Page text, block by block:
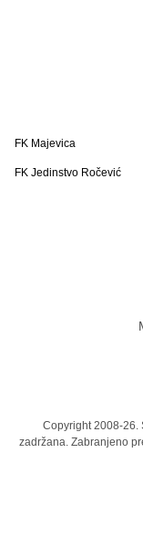
FK Majevica
FK Jedinstvo Ročević
Copyright 2008-26.
zadržana. Zabranjeno